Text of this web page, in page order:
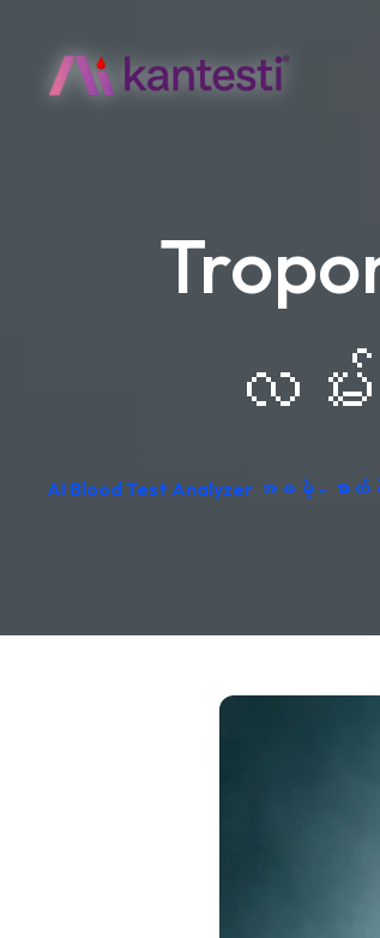
လမ်
AI Blood Test Analyzer အခမဲ့ - ဓ